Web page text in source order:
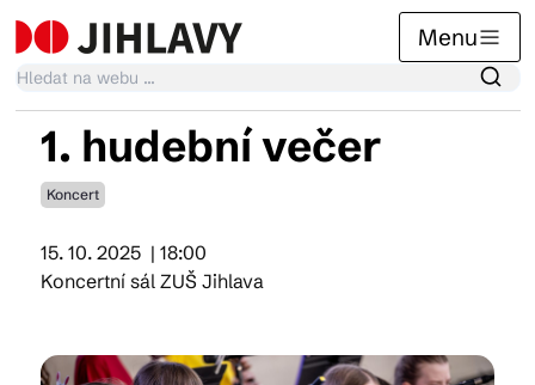
Menu
Kalendář akcí
Tradiční akce
1. hudební večer
Koncert
15. 10. 2025 | 18:00
Koncertní sál ZUŠ Jihlava